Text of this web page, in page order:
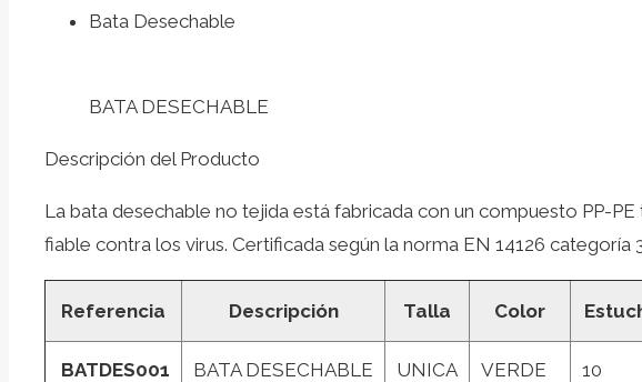
Bata Desechable
BATA DESECHABLE
Descripción del Producto
La bata desechable no tejida está fabricada con un compuesto PP-
fiable contra los virus. Certificada según la norma EN 14126 categoría
Referencia Descripción Talla Color
BATDES001 BATA DESECHABLE UNICA VERDE 10